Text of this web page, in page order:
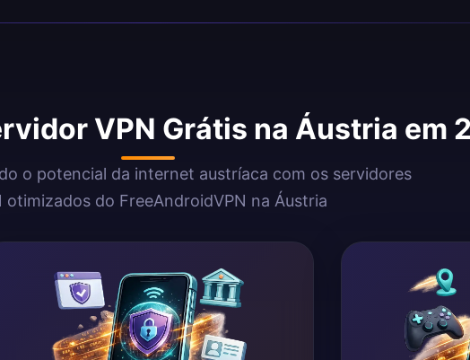
VPN Grátis na Áustria em
o potencial da internet austríaca com os servidores
otimizados do FreeAndroidVPN na Áustria